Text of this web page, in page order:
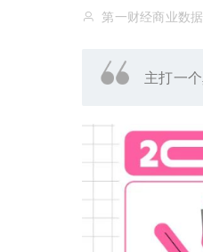
第一财经商业数
主打一个